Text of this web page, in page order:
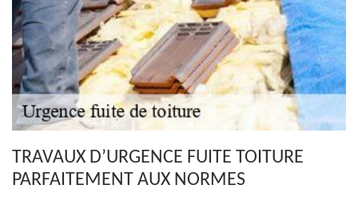
TRAVAUX D’URGENCE FUITE TOITURE
PARFAITEMENT AUX NORMES